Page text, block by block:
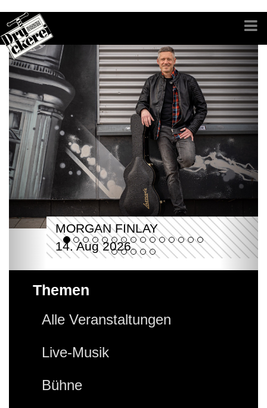
MORGAN FINLAY
14. Aug 2026
Themen
Alle Veranstaltungen
Live-Musik
Bühne